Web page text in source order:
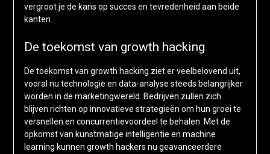
vergroot je de kans op succes en tevredenheid aan beide
kanten.
De toekomst van growth hacking
De toekomst van growth hacking ziet er veelbelovend uit,
vooral nu technologie en data-analyse steeds belangrijker
worden in de marketingwereld. Bedrijven zullen zich
blijven richten op innovatieve strategieën om hun groei te
versnellen en concurrentievoordeel te behalen. Met de
opkomst van kunstmatige intelligentie en machine
learning kunnen growth hackers nu geavanceerdere